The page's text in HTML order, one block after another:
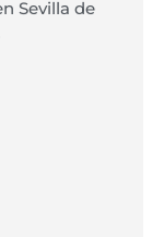
Sevilla de